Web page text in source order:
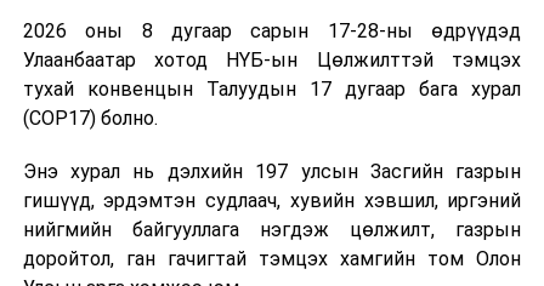
Ерөнхийлөгч В.В.Путин нар саяхан Бээжин хотноо
уулзаж, хоёр орны харилцаа, хамтын ажилагааны
асуудлаар ярилцсан нь чухал ач холбогдолтой
болсныг Засгийн газрын тэргүүн нар онцлон
2026 оны 8 дугаар сарын 17-28-ны өдрүүдэд
Улаанбаатар хотод НҮБ-ын Цөлжилттэй тэмцэх
тухай конвенцын Талуудын 17 дугаар бага хурал
(COP17) болно.
Энэ хурал нь дэлхийн 197 улсын Засгийн газрын
гишүүд, эрдэмтэн судлаач, хувийн хэвшил, иргэний
нийгмийн байгууллага нэгдэж цөлжилт, газрын
доройтол, ган гачигтай тэмцэх хамгийн том Олон